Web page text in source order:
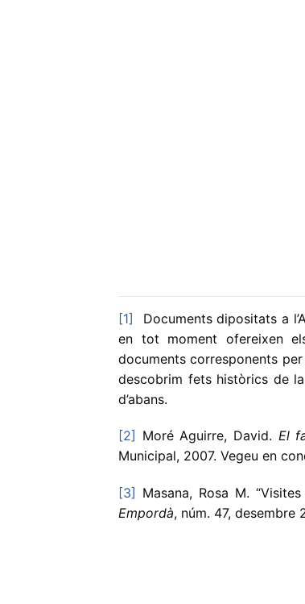
[1] Documents dipositats a
en tot moment ofereixen
documents corresponents
descobrim fets històrics de
d’abans.
[2] Moré Aguirre, David. El
Municipal, 2007. Vegeu en
[3] Masana, Rosa M.
Empordà, núm. 47, desembre